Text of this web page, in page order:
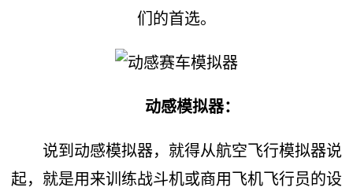
们的首选。
动感模拟器：
说到动感模拟器，就得从航空飞行模拟器说
起，就是用来训练战斗机或商用飞机飞行员的设